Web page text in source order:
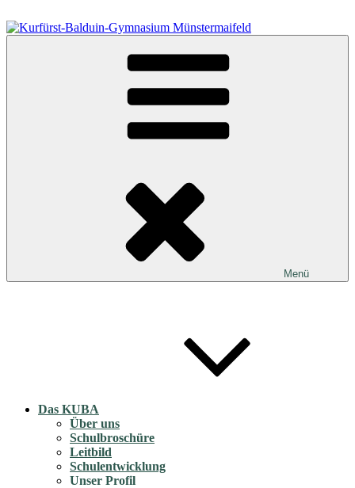
Inhalt
springen
Kurfürst-Balduin-Gymnasium Münstermaifeld
Menü
Das KUBA
Über uns
Schulbroschüre
Leitbild
Schulentwicklung
Unser Profil